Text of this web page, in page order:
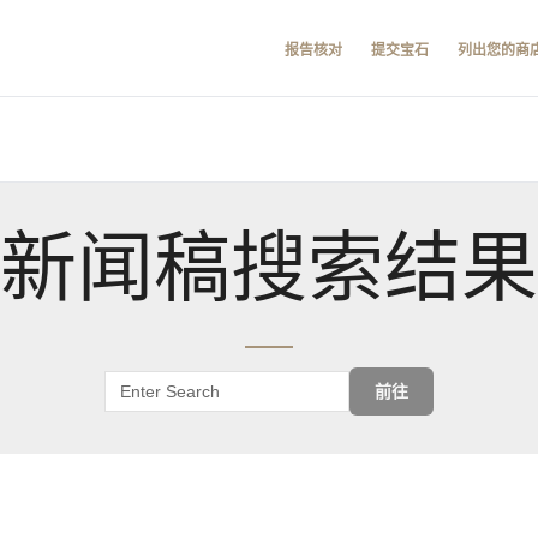
报告核对 提交宝石 列出您的商
新闻稿搜索结果
前往